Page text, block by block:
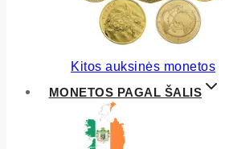
Kitos auksinės monetos
MONETOS PAGAL ŠALIS